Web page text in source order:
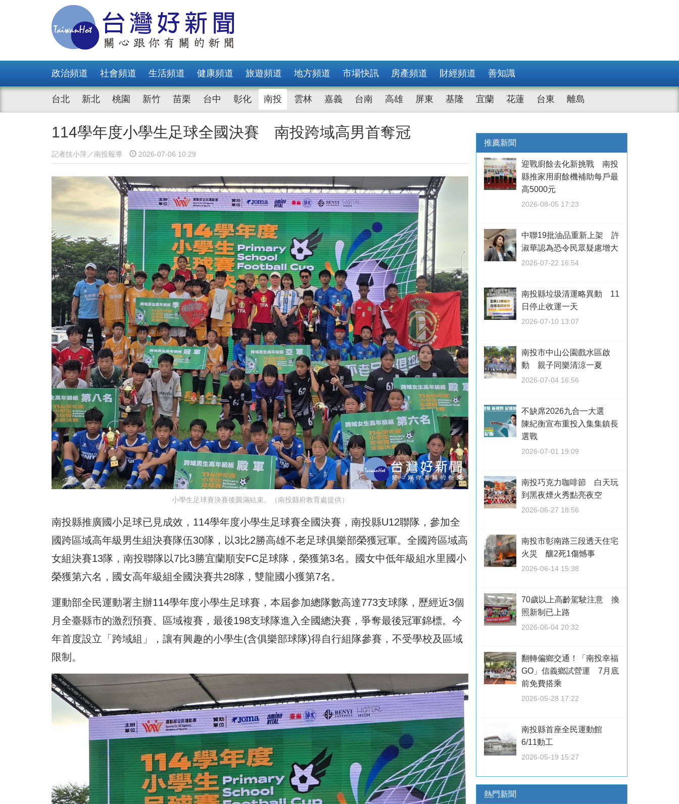
政治頻道 社會頻道 生活頻道 健康頻道 旅遊頻道 地方頻道 市場快訊 房產頻道 財經頻道 善知識
台北 新北 桃園 新竹 苗栗 台中 彰化 南投 雲林 嘉義 台南 高雄 屏東 基隆 宜蘭 花蓮 台東 離島
114學年度小學生足球全國決賽 南投跨域高男首奪冠
記者扶小萍／南投報導 2026-07-06 10:29
小學生足球賽決賽後圓滿結束。（南投縣府教育處提供）
南投縣推廣國小足球已見成效，114學年度小學生足球賽全國決賽，南投縣U12聯隊，參加全
國跨區域高年級男生組決賽隊伍30隊，以3比2勝高雄不老足球俱樂部榮獲冠軍。全國跨區域高
女組決賽13隊，南投聯隊以7比3勝宜蘭順安FC足球隊，榮獲第3名。國女中低年級組水里國小
榮獲第六名，國女高年級組全國決賽共28隊，雙龍國小獲第7名。
運動部全民運動署主辦114學年度小學生足球賽，本屆参加總隊數高達773支球隊，歷經近3個
月全臺縣市的激烈預賽、區域複賽，最後198支球隊進入全國總決賽，爭奪最後冠軍錦標。今
年首度設立「跨域組」，讓有興趣的小學生(含俱樂部球隊)得自行組隊參賽，不受學校及區域
限制。
推薦新聞
迎戰廚餘去化新挑戰 南投
縣推家用廚餘機補助每戶最
高5000元
2026-08-05 17:23
中聯19批油品重新上架 許
淑華認為恐令民眾疑慮增大
2026-07-22 16:54
南投縣垃圾清運略異動 11
日停止收運一天
2026-07-10 13:07
南投市中山公園戲水區啟
動 親子同樂清涼一夏
2026-07-04 16:56
不缺席2026九合一大選
陳紀衡宣布重投入集集鎮長
選戰
2026-07-01 19:09
南投巧克力咖啡節 白天玩
到黑夜煙火秀點亮夜空
2026-06-27 18:56
南投市彰南路三段透天住宅
火災 釀2死1傷憾事
2026-06-14 15:38
70歲以上高齡駕駛注意 換
照新制已上路
2026-06-04 20:32
翻轉偏鄉交通！「南投幸福
GO」信義鄉試營運 7月底
前免費搭乘
2026-05-28 17:22
南投縣首座全民運動館
6/11動工
2026-05-19 15:27
熱門新聞